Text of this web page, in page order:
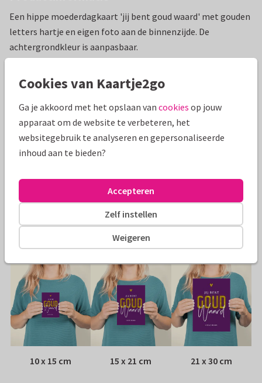
Een hippe moederdagkaart 'jij bent goud waard' met gouden
letters hartje en eigen foto aan de binnenzijde. De
achtergrondkleur is aanpasbaar.
Moederdag kaarten Paperhugs - by Lidy
Specificaties bij deze kaart
Envelop: Witte vensterenvelop
Adres: Achterop de kaart
Formaten
10 x 15 cm 15 x 21 cm 21 x 30 cm
Cookies van Kaartje2go
Ga je akkoord met het opslaan van cookies op jouw
apparaat om de website te verbeteren, het
websitegebruik te analyseren en gepersonaliseerde
inhoud aan te bieden?
Weigeren
Zelf instellen
Accepteren